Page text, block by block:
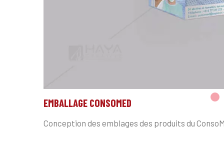
EMBALLAGE CONSOMED
Conception des emblages des produits du